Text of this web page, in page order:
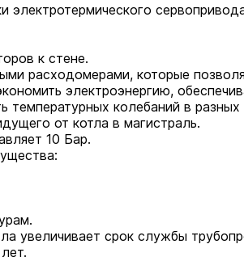
к стене.
расходомерами, которые
электроэнергию,
температурных колебаний в
от котла в магистраль.
10 Бар.
увеличивает срок службы